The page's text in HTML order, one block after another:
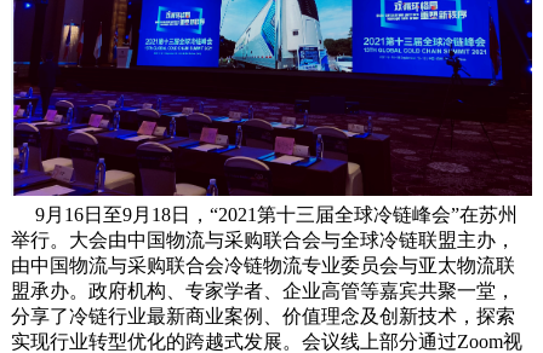
9月16日至9月18日，“2021第十三届全球冷链峰会”在苏州
举行。大会由中国物流与采购联合会与全球冷链联盟主办，
由中国物流与采购联合会冷链物流专业委员会与亚太物流联
盟承办。政府机构、专家学者、企业高管等嘉宾共聚一堂，
分享了冷链行业最新商业案例、价值理念及创新技术，探索
实现行业转型优化的跨越式发展。会议线上部分通过Zoom视